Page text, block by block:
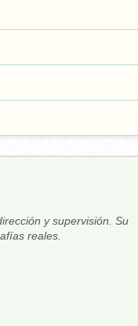
y supervisión. Su
reales.